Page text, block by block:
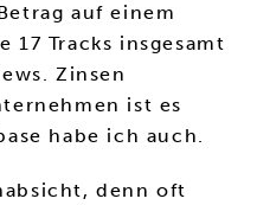
auf einem
Tracks insgesamt
Zinsen
ist es
habe ich auch.
denn oft